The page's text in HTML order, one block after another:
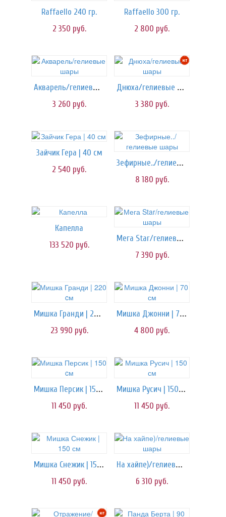
Raffaello 240 гр.
2 350 руб.
Raffaello 300 гр.
2 800 руб.
Акварель/гелиевые шары
3 260 руб.
Днюха/гелиевые шары
3 380 руб.
Зайчик Гера | 40 см
2 540 руб.
Зефирные../гелиевые шары
8 180 руб.
Капелла
133 520 руб.
Мега Star/гелиевые шары
7 390 руб.
Мишка Гранди | 220 cм
23 990 руб.
Мишка Джонни | 70 см
4 800 руб.
Мишка Персик | 150 cм
11 450 руб.
Мишка Русич | 150 см
11 450 руб.
Мишка Снежик | 150 см
11 450 руб.
На хайпе)/гелиевые шары
6 310 руб.